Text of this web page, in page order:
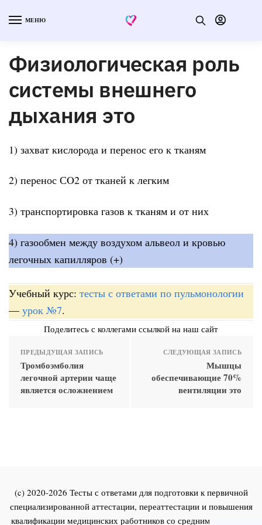
МЕНЮ
Физиологическая роль
системы внешнего
дыхания это
1) захват кислорода и перенос его к тканям
2) перенос СO2 от тканей к легким
3) транспортировка газов к тканям и от них
4) газообмен между воздухом альвеол и кровью
легочных капилляров (+)
Учебный курс: тесты с ответами по пульмонологии
— урок №7.
Поделитесь с коллегами ссылкой на наш сайт
ПРЕДЫДУЩАЯ ЗАПИСЬ
Тромбоэмболия
легочной артерии чаще
является осложнением
СЛЕДУЮЩАЯ ЗАПИСЬ
Мышцы
обеспечивающие 70%
вентиляции это
(c) 2020-2026 Тесты с ответами для подготовки к первичной
специализированной аттестации, переаттестации и повышения
квалификации медицинских работников со средним и высшим